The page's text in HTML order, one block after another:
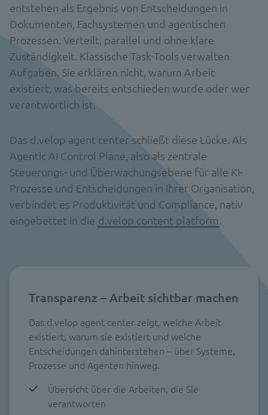
entstehen als Ergebnis von Entscheidungen in
Dokumenten, Fachsystemen und agentischen
Prozessen. Verteilt, parallel und ohne klare
Zuständigkeit. Klassische Task-Tools verwalten
Aufgaben. Sie erklären nicht, warum Arbeit
existiert, was bereits entschieden wurde oder wer
verantwortlich ist.
Das d.velop agent center schließt diese Lücke. Als
Agentic AI Control Plane, also als zentrale
Steuerungs- und Überwachungsebene für alle KI-
Prozesse und Entscheidungen in Ihrer Organisation,
verbindet es Produktivität und Compliance, nativ
eingebettet in die d.velop content platform.
Transparenz – Arbeit sichtbar machen
Das d.velop agent center zeigt, welche Arbeit
existiert, warum sie existiert und welche
Entscheidungen dahinterstehen – über Systeme,
Prozesse und Agenten hinweg.
Übersicht über die Arbeiten, die Sie
verantworten